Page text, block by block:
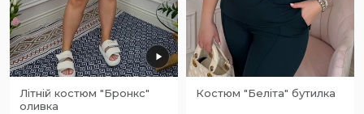
Літній костюм "Бронкс"
оливка
Костюм "Беліта" бутилка